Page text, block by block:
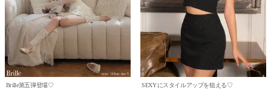
Brille第五弾登場♡ SEXYにスタイルアップを狙える♡